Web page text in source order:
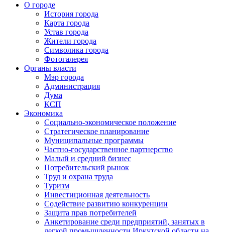
О городе
История города
Карта города
Устав города
Жители города
Символика города
Фотогалерея
Органы власти
Мэр города
Администрация
Дума
КСП
Экономика
Социально-экономическое положение
Стратегическое планирование
Муниципальные программы
Частно-государственное партнерство
Малый и средний бизнес
Потребительский рынок
Труд и охрана труда
Туризм
Инвестиционная деятельность
Содействие развитию конкуренции
Защита прав потребителей
Анкетирование среди предприятий, занятых в